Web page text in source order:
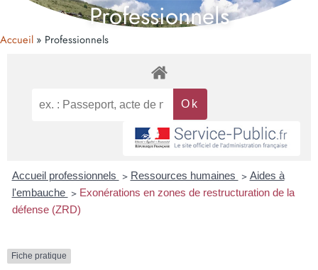
Professionnels
Accueil Professionnels
Accueil professionnels > Ressources humaines > Aides à
l'embauche > Exonérations en zones de restructuration de la
défense (ZRD)
Fiche pratique